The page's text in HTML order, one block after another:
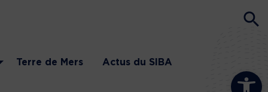
Ouvrir la
Terre de Mers Actus du SIBA